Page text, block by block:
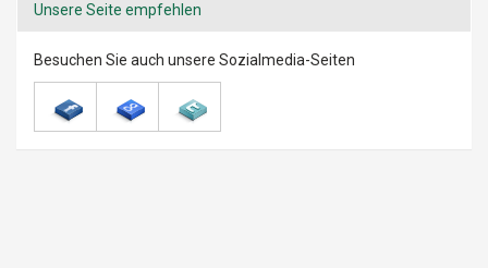
Unsere Seite empfehlen
Besuchen Sie auch unsere Sozialmedia-Seiten